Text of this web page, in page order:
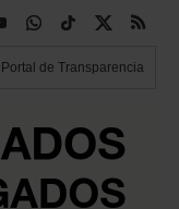
Portal de Transparencia